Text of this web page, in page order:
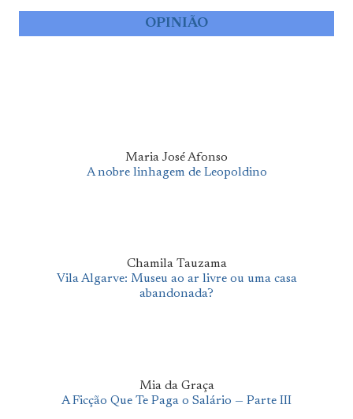
OPINIÃO
Maria José Afonso
A nobre linhagem de Leopoldino
Chamila Tauzama
Vila Algarve: Museu ao ar livre ou uma casa
abandonada?
Mia da Graça
A Ficção Que Te Paga o Salário — Parte III